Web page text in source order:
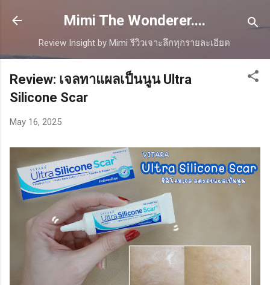
Skip to main content
Mimi The Wonderer....
Review Insight by Mimi รีวิวเจาะลึกทุกรายละเอียด
Review: เจลทาแผลเป็นนูน Ultra
Silicone Scar
May 16, 2025